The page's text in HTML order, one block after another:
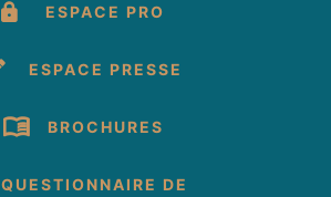
ESPACE PRO
ESPACE PRESSE
BROCHURES
QUESTIONNAIRE DE